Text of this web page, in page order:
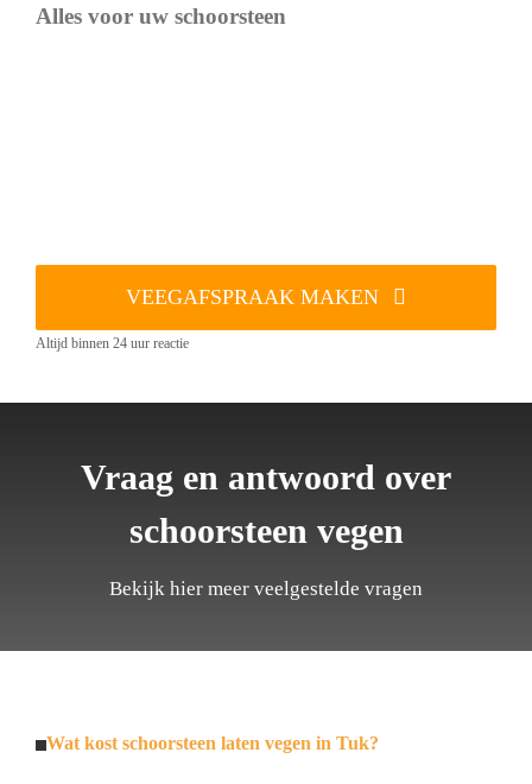
Alles voor uw schoorsteen
VEEGAFSPRAAK MAKEN
Altijd binnen 24 uur reactie
Vraag en antwoord over
schoorsteen vegen
Bekijk hier meer veelgestelde vragen
Wat kost schoorsteen laten vegen in Tuk?